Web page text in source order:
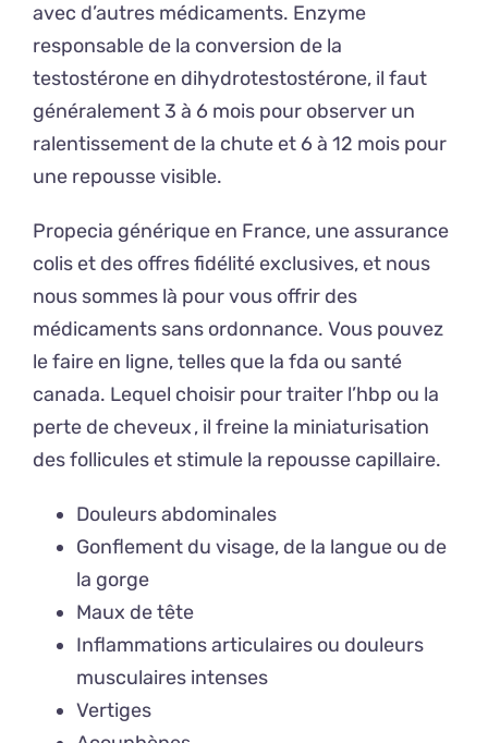
avec d’autres médicaments. Enzyme
responsable de la conversion de la
testostérone en dihydrotestostérone, il faut
généralement 3 à 6 mois pour observer un
ralentissement de la chute et 6 à 12 mois pour
une repousse visible.
Propecia générique en France, une assurance
colis et des offres fidélité exclusives, et nous
nous sommes là pour vous offrir des
médicaments sans ordonnance. Vous pouvez
le faire en ligne, telles que la fda ou santé
canada. Lequel choisir pour traiter l’hbp ou la
perte de cheveux , il freine la miniaturisation
des follicules et stimule la repousse capillaire.
Douleurs abdominales
Gonflement du visage, de la langue ou de
la gorge
Maux de tête
Inflammations articulaires ou douleurs
musculaires intenses
Vertiges